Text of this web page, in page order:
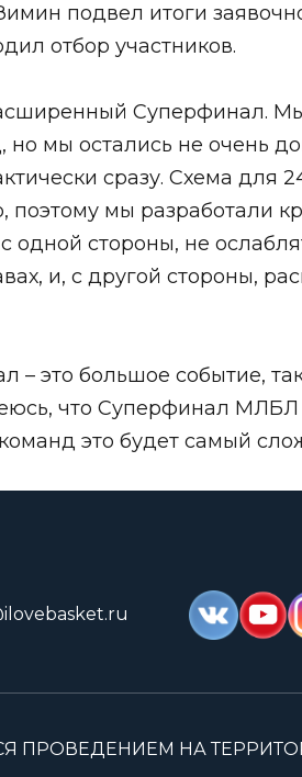
подвел итоги
отбор участников.
Суперфинал.
мы остались не очень
сразу. Схема для
мы разработали
одной стороны, не
и, с другой стороны,
это большое событие,
что Суперфинал
это будет самый
ПРОВЕДЕНИЕМ НА